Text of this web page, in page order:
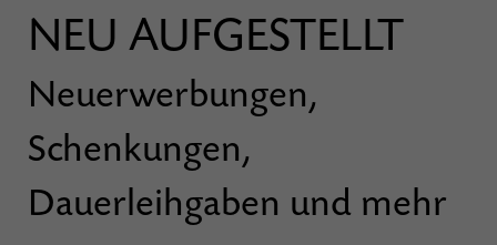
NEU AUFGESTELLT
Neuerwerbungen,
Schenkungen,
Dauerleihgaben und mehr